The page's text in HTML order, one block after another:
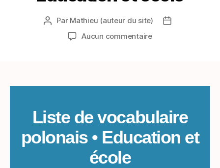
Auteur
l’article
Par Mathieu (auteur du site)
Date
Aucun commentairesur
Education
et
école
Liste de vocabulaire
polonais • Education et
école